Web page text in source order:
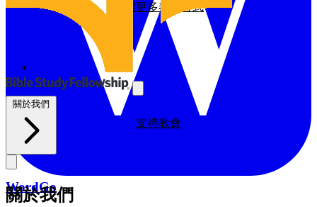
BSF部落格
禱告日曆
探索我們的BSF部落格
WordGo
探索更多奉獻方式
義工
支持教會
支持教會
關於我們
關於我們